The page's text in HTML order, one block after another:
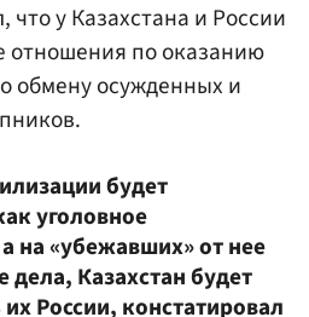
у Казахстана и России
отношения по оказанию
обмену осужденных и
будет
уголовное
на «убежавших» от нее
дела, Казахстан будет
России, констатировал